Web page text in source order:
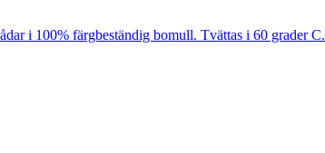
i 100% färgbeständig bomull. Tvättas i 60 grader C.